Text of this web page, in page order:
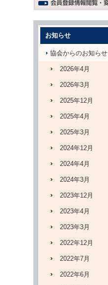
お知らせ
協会からのお知らせ
2026年4月
2026年3月
2025年12月
2025年4月
2025年3月
2024年12月
2024年4月
2024年3月
2023年12月
2023年4月
2023年3月
2022年12月
2022年7月
2022年6月